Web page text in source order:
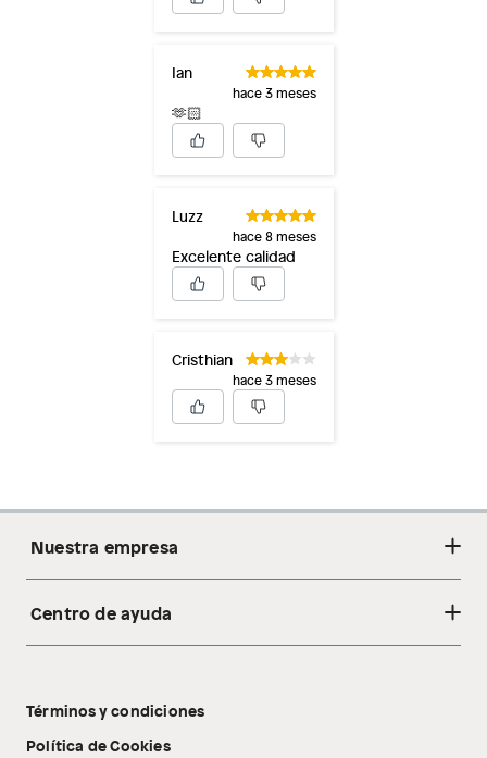
Ian
hace 3 meses
🫶🏻
Luzz
hace 8 meses
Excelente calidad
Cristhian
hace 3 meses
Nuestra empresa
Acerca de nosotros
Tecnología Pillow Walk
Centro de ayuda
Libro de reclamaciones
Términos y condiciones
Política de Cookies